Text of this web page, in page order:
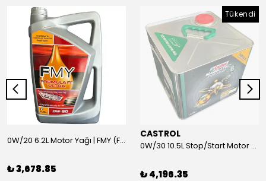
0W/20 6.2L Motor Yağı | FMY (Ford Motor Yağları)
₺ 3,678.85
Tükendi
CASTROL
0W/30 10.5L Stop/Start Motor Yağı | CASTROL
₺ 4,196.35